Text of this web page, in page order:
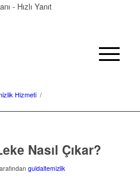
- Hızlı Yanıt
Hizmeti /
Nasıl Çıkar?
guldaltemizlik